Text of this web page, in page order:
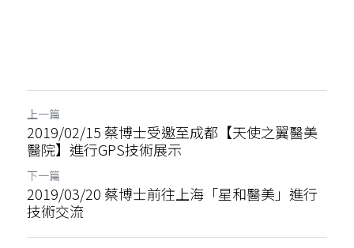
上一篇
2019/02/15 蔡博士受邀至成都【天使之翼醫美
醫院】進行GPS技術展示
下一篇
2019/03/20 蔡博士前往上海「星和醫美」進行
技術交流